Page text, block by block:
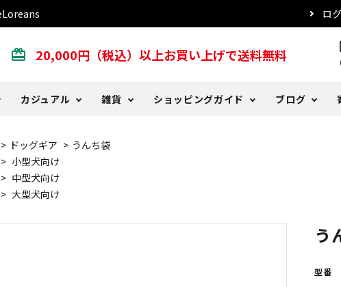
ロ
card_giftcard 20,000円（税込）以上お買い上げで送料無料
犬用ベッド
うちのこタオル
カジュアル
Tシャツ
キャップ・ハット
雑貨
おまけ
その他
ショッピングガイド
よくある質問
レビュー
ブログ
Another Days
> ドッグギア > うんち袋
> 小型犬向け
> 中型犬向け
> 大型犬向け
う
型番